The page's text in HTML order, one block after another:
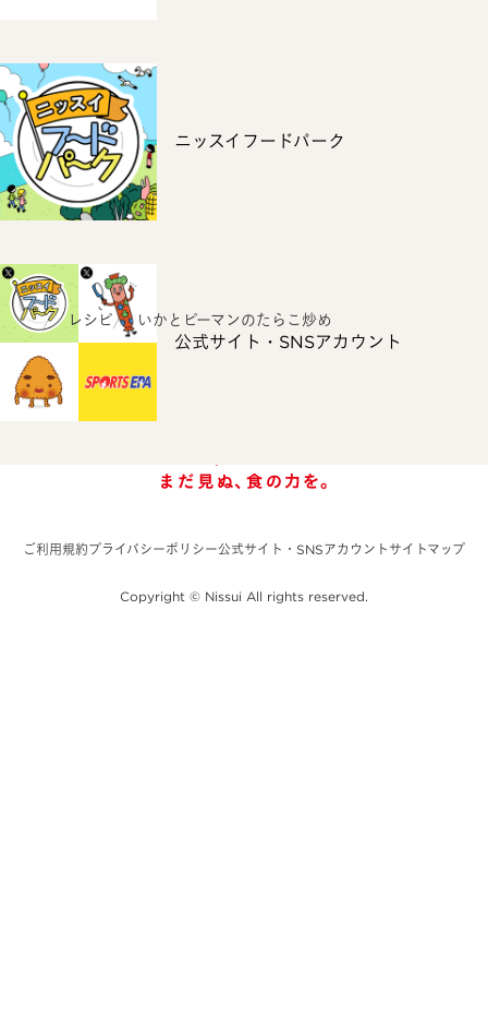
ニッスイフードパーク
公式サイト・SNSアカウント
ホーム レシピ いかとピーマンのたらこ炒め
ご利用規約プライバシーポリシー公式サイト・SNSアカウント サイトマップ
Copyright © Nissui All rights reserved.